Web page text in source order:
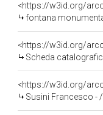
<https://w3id.org/
fontana
<https://w3id.org/
Scheda
<https://w3id.org/
Susini Francesco -